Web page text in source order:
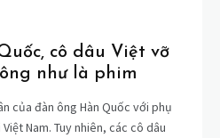
cô dâu Việt vỡ
như là phim
của đàn ông Hàn Quốc với phụ
Nam. Tuy nhiên, các cô dâu